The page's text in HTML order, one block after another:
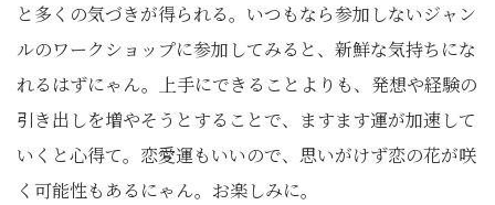
と多くの気づきが得られる。いつもなら参加しないジャン
ルのワークショップに参加してみると、新鮮な気持ちにな
れるはずにゃん。上手にできることよりも、発想や経験の
引き出しを増やそうとすることで、ますます運が加速して
いくと心得て。恋愛運もいいので、思いがけず恋の花が咲
く可能性もあるにゃん。お楽しみに。